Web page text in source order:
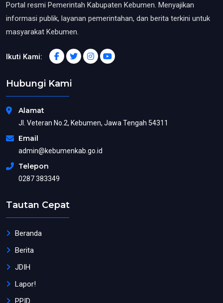
Portal resmi Pemerintah Kabupaten Kebumen. Menyajikan
informasi publik, layanan pemerintahan, dan berita terkini untuk
masyarakat Kebumen.
Ikuti Kami:
Hubungi Kami
Alamat
Jl. Veteran No.2, Kebumen, Jawa Tengah 54311
Email
admin@kebumenkab.go.id
Telepon
0287 383349
Tautan Cepat
Beranda
Berita
JDIH
Lapor!
PPID